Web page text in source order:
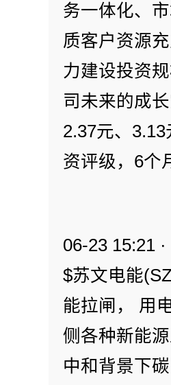
务一体化、
质客户资源
力建设投资
司未来的成
2.37元、
资评级，6个
06-23 15:21
$苏文电能
能拉闸， 用
侧各种新能
中和背景下